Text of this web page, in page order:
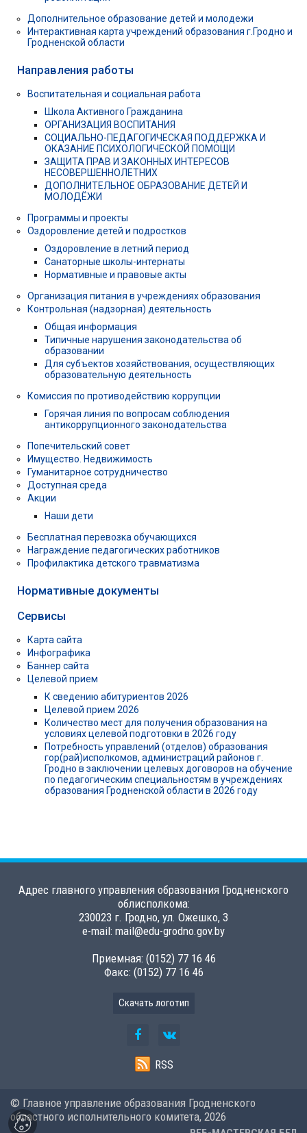
Дополнительное образование детей и молодежи
Интерактивная карта учреждений образования г.Гродно и
Гродненской области
Направления работы
Воспитательная и социальная работа
Школа Активного Гражданина
ОРГАНИЗАЦИЯ ВОСПИТАНИЯ
СОЦИАЛЬНО-ПЕДАГОГИЧЕСКАЯ ПОДДЕРЖКА И
ОКАЗАНИЕ ПСИХОЛОГИЧЕСКОЙ ПОМОЩИ
ЗАЩИТА ПРАВ И ЗАКОННЫХ ИНТЕРЕСОВ
НЕСОВЕРШЕННОЛЕТНИХ
ДОПОЛНИТЕЛЬНОЕ ОБРАЗОВАНИЕ ДЕТЕЙ И
МОЛОДЁЖИ
Программы и проекты
Оздоровление детей и подростков
Оздоровление в летний период
Санаторные школы-интернаты
Нормативные и правовые акты
Организация питания в учреждениях образования
Контрольная (надзорная) деятельность
Общая информация
Типичные нарушения законодательства об
образовании
Для субъектов хозяйствования, осуществляющих
образовательную деятельность
Комиссия по противодействию коррупции
Горячая линия по вопросам соблюдения
антикоррупционного законодательства
Попечительский совет
Имущество. Недвижимость
Гуманитарное сотрудничество
Доступная среда
Акции
Наши дети
Бесплатная перевозка обучающихся
Награждение педагогических работников
Профилактика детского травматизма
Нормативные документы
Сервисы
Карта сайта
Инфографика
Баннер сайта
Целевой прием
К сведению абитуриентов 2026
Целевой прием 2026
Количество мест для получения образования на
условиях целевой подготовки в 2026 году
Потребность управлений (отделов) образования
гор(рай)исполкомов, администраций районов г.
Гродно в заключении целевых договоров на обучение
по педагогическим специальностям в учреждениях
образования Гродненской области в 2026 году
Адрес главного управления образования Гродненского
облисполкома:
230023 г. Гродно, ул. Ожешко, 3
e-mail: mail@edu-grodno.gov.by
Приемная: (0152) 77 16 46
Факс: (0152) 77 16 46
Скачать логотип
RSS
© Главное управление образования Гродненского
областного исполнительного комитета, 2026